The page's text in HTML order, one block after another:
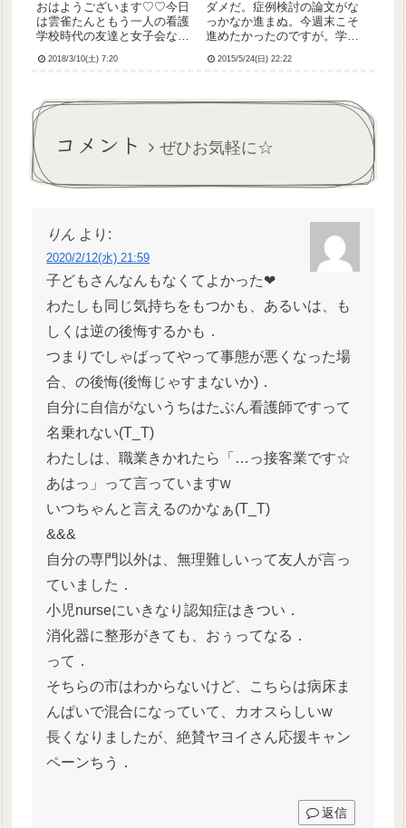
おはようございます♡♡今日
は雲雀たんともう一人の看護
学校時代の友達と女子会なん
み♡♡
2018/3/10(土) 7:20
ダメだ。症例検討の論文がな
っかなか進まぬ。今週末こそ
進めたかったのですが。学生
すかね…提出期限ギリギリま
に結局最後の最後まで改めら
れなかった。提出期限午前9時
とか...
2015/5/24(日) 22:22
コメント ぜひお気軽に☆
りん より:
2020/2/12(水) 21:59
子どもさんなんもなくてよかった❤
わたしも同じ気持ちをもつかも、あるいは、も
しくは逆の後悔するかも．
つまりでしゃばってやって事態が悪くなった場
合、の後悔(後悔じゃすまないか)．
自分に自信がないうちはたぶん看護師ですって
名乗れない(T_T)
わたしは、職業きかれたら「…っ接客業です☆
あはっ」って言っていますw
いつちゃんと言えるのかなぁ(T_T)
&&&
自分の専門以外は、無理難しいって友人が言っ
ていました．
小児nurseにいきなり認知症はきつい．
消化器に整形がきても、おぅってなる．
って．
そちらの市はわからないけど、こちらは病床ま
んぱいで混合になっていて、カオスらしいw
長くなりましたが、絶賛ヤヨイさん応援キャン
ペーンちう．
返信